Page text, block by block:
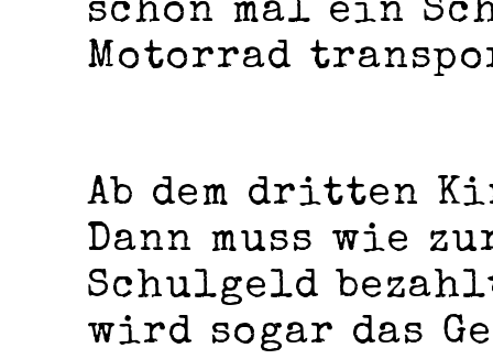
schon mal ein
Motorrad
Ab dem dritten
Dann muss wie
Schulgeld
wird sogar das